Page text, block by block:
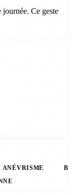
Ce geste
ANÉVRISME